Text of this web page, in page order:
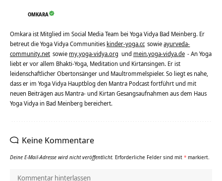
OMKARA
Omkara ist Mitglied im Social Media Team bei Yoga Vidya Bad Meinberg. Er
betreut die Yoga Vidya Communities kinder-yoga.cc sowieayurveda-
community.net sowie my.yoga-vidya.org und mein.yoga-vidya.de - An Yoga
liebt er vor allem Bhakti-Yoga, Meditation und Kirtansingen. Er ist
leidenschaftlicher Obertonsänger und Maultrommelspieler. So liegt es nahe,
dass er im Yoga Vidya Hauptblog den Mantra Podcast fortführt und mit
neuen Beiträgen aus Mantra- und Kirtan Gesangsaufnahmen aus dem Haus
Yoga Vidya in Bad Meinberg bereichert.
Keine Kommentare
Deine E-Mail-Adresse wird nicht veröffentlicht. Erforderliche Felder sind mit * markiert.